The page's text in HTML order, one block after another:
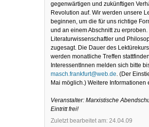
gegenwärtigen und zukünftigen
Revolution auf. Wir werden unsere
beginnen, um die für uns richtige
und an einem Abschnitt zu
Literaturwissenschaftler und
zugesagt. Die Dauer des
werden monatliche Treffen
InteressentInnen melden sich bitte
masch.frankfurt@web.de. (Der
Mai möglich.) Weitere
Veranstalter: Marxistische
Eintritt frei!
Zuletzt bearbeitet am: 24.04.09